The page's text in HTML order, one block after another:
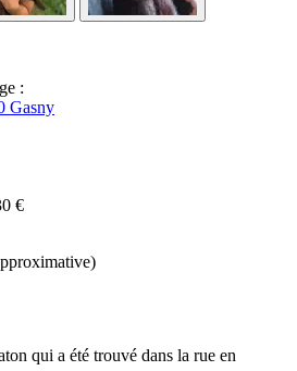
:
Gasny
€
qui a été trouvé dans la rue en